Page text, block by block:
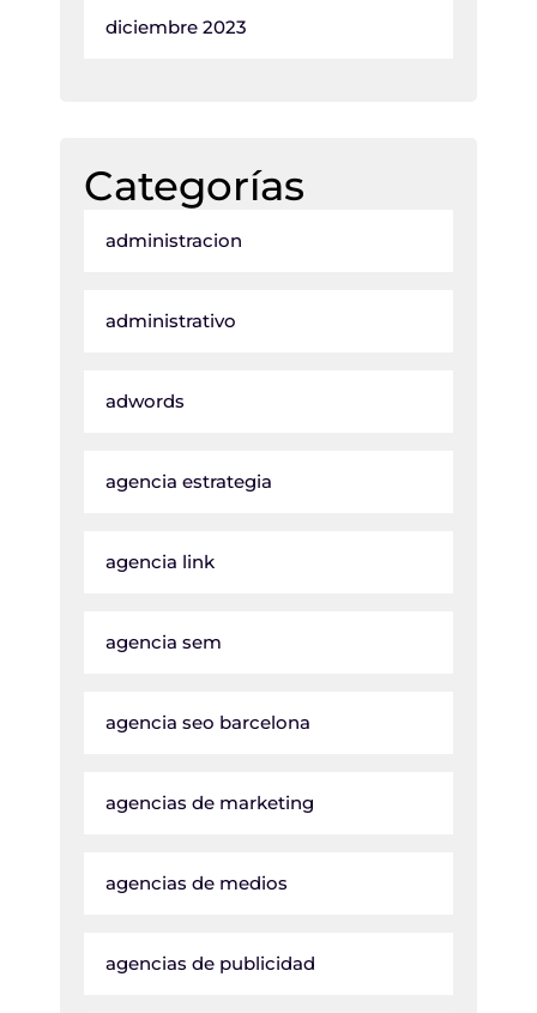
diciembre 2023
Categorías
administracion
administrativo
adwords
agencia estrategia
agencia link
agencia sem
agencia seo barcelona
agencias de marketing
agencias de medios
agencias de publicidad